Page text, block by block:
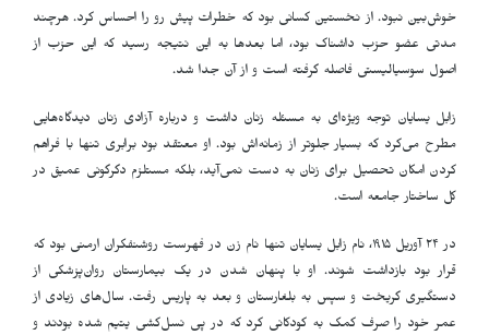
خوش‌بین نبود. از نخستین کسانی بود که خطرات پیش رو را احساس کرد. هرچند
مدتی عضو حزب داشناک بود، اما بعدها به این نتیجه رسید که این حزب از
اصول سوسیالیستی فاصله گرفته است و از آن جدا شد.
زابل یسایان توجه ویژه‌ای به مسئله زنان داشت و درباره آزادی زنان دیدگاه‌هایی
مطرح می‌کرد که بسیار جلوتر از زمانه‌اش بود. او معتقد بود برابری تنها با فراهم
کردن امکان تحصیل برای زنان به دست نمی‌آید، بلکه مستلزم دگرگونی عمیق در
کل ساختار جامعه است.
در ۲۴ آوریل ۱۹۱۵، نام زابل یسایان تنها نام زن در فهرست روشنفکران ارمنی بود که
قرار بود بازداشت شوند. او با پنهان شدن در یک بیمارستان روان‌پزشکی از
دستگیری گریخت و سپس به بلغارستان و بعد به پاریس رفت. سال‌های زیادی از
عمر خود را صرف کمک به کودکانی کرد که در پی نسل‌کشی یتیم شده بودند و